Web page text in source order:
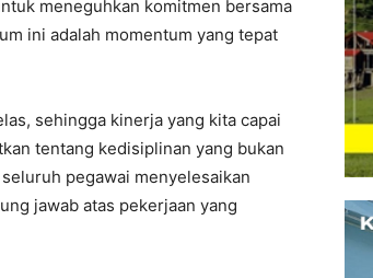
meneguhkan komitmen bersama
ini adalah momentum yang tepat
sehingga kinerja yang kita capai
tentang kedisiplinan yang bukan
pegawai menyelesaikan
jawab atas pekerjaan yang